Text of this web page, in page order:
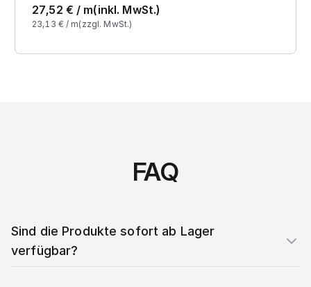
27,52 € / m(inkl. MwSt.)
23,13 € / m(zzgl. MwSt.)
FAQ
Sind die Produkte sofort ab Lager
verfügbar?